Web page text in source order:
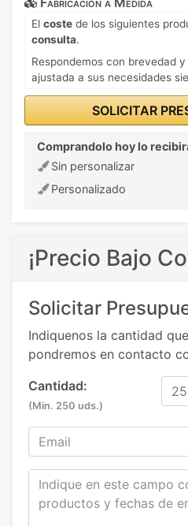
El coste de los siguientes
consulta.
Respondemos con brevedad
ajustada a sus necesidades
SOLICITAR
Comprandolo hoy lo
Sin personalizar
Personalizado
¡Precio Bajo
Solicitar
Indiquenos la cantidad
pondremos en contacto
Cantidad:
(Min. 250 uds.)